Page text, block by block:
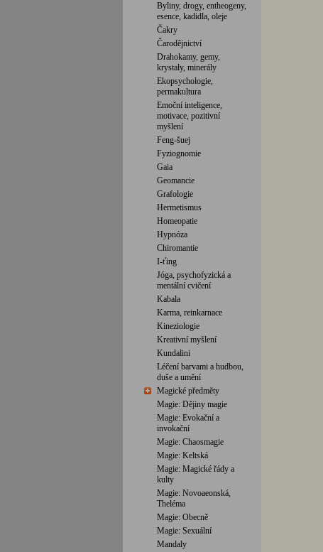
Byliny, drogy, entheogeny,
esence, kadidla, oleje
Čakry
Čarodějnictví
Drahokamy, gemy,
krystaly, minerály
Ekopsychologie,
permakultura
Emoční inteligence,
motivace, pozitivní
myšlení
Feng-šuej
Fyziognomie
Gaia
Geomancie
Grafologie
Hermetismus
Homeopatie
Hypnóza
Chiromantie
I-ťing
Jóga, psychofyzická a
mentální cvičení
Kabala
Karma, reinkarnace
Kineziologie
Kreativní myšlení
Kundalini
Léčení barvami a hudbou,
duše a umění
Magické předměty
Magie: Dějiny magie
Magie: Evokační a
invokační
Magie: Chaosmagie
Magie: Keltská
Magie: Magické řády a
kulty
Magie: Novoaeonská,
Theléma
Magie: Obecně
Magie: Sexuální
Mandaly